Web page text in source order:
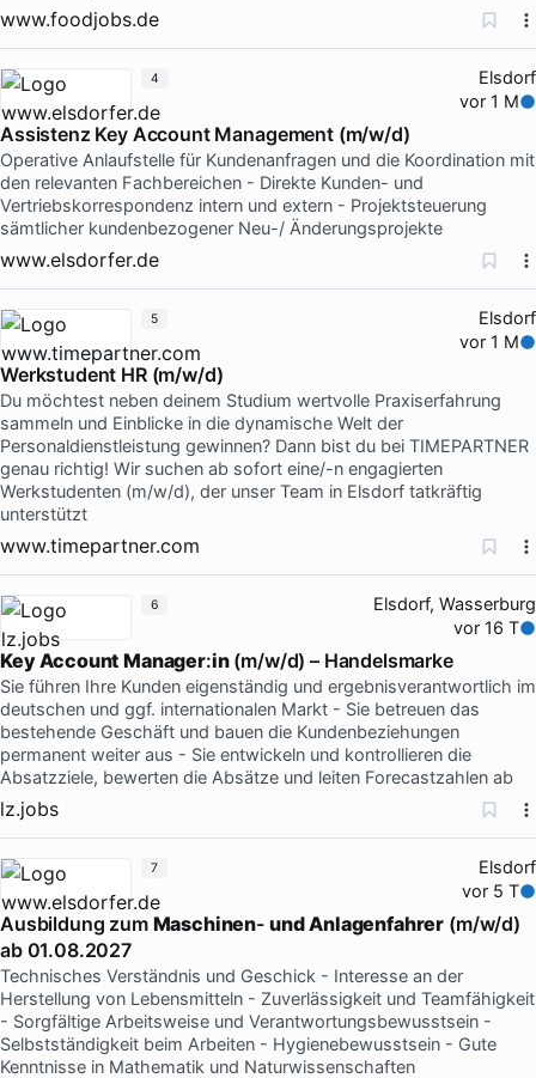
www.foodjobs.de
Elsdorf
vor 1 M
Assistenz Key Account Management (m/w/d)
Operative Anlaufstelle für Kundenanfragen und die Koordination mit
den relevanten Fachbereichen - Direkte Kunden- und
Vertriebskorrespondenz intern und extern - Projektsteuerung
sämtlicher kundenbezogener Neu-/ Änderungsprojekte
www.elsdorfer.de
4
Elsdorf
vor 1 M
Werkstudent HR (m/w/d)
Du möchtest neben deinem Studium wertvolle Praxiserfahrung
sammeln und Einblicke in die dynamische Welt der
Personaldienstleistung gewinnen? Dann bist du bei TIMEPARTNER
genau richtig! Wir suchen ab sofort eine/-n engagierten
Werkstudenten (m/w/d), der unser Team in Elsdorf tatkräftig
unterstützt
www.timepartner.com
5
Elsdorf, Wasserburg
vor 16 T
KeyAccount Manager:in(m/w/d) – Handelsmarke
Sie führen Ihre Kunden eigenständig und ergebnisverantwortlich im
deutschen und ggf. internationalen Markt - Sie betreuen das
bestehende Geschäft und bauen die Kundenbeziehungen
permanent weiter aus - Sie entwickeln und kontrollieren die
Absatzziele, bewerten die Absätze und leiten Forecastzahlen ab
lz.jobs
6
Elsdorf
vor 5 T
Ausbildung zum Maschinen- undAnlagenfahrer (m/w/d)
ab 01.08.2027
Technisches Verständnis und Geschick - Interesse an der
Herstellung von Lebensmitteln - Zuverlässigkeit und Teamfähigkeit
- Sorgfältige Arbeitsweise und Verantwortungsbewusstsein -
Selbstständigkeit beim Arbeiten - Hygienebewusstsein - Gute
Kenntnisse in Mathematik und Naturwissenschaften
7